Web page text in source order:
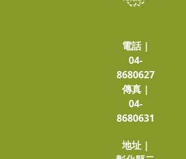
電話 |
04-
8680627
傳真 |
04-
8680631
地址 |